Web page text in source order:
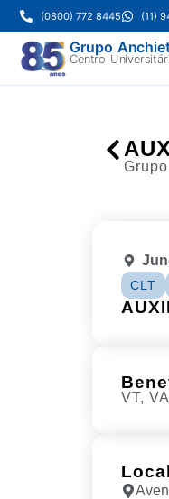
(0800) 772 8445 (11)
Grupo
Centro
CLT
VT,